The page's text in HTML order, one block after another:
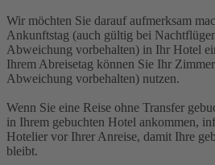
Wir möchten Sie darauf aufmerksam
Ankunftstag (auch gültig bei
Abweichung vorbehalten) in Ihr Hotel
Ihrem Abreisetag können Sie Ihr
Abweichung vorbehalten) nutzen.
Wenn Sie eine Reise ohne Transfer
in Ihrem gebuchten Hotel ankommen,
Hotelier vor Ihrer Anreise, damit Ihre
bleibt.